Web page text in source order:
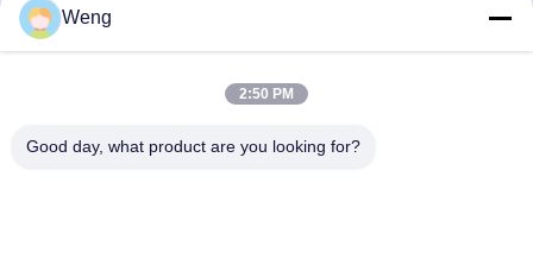
พร้อมอินเทอร์เฟซ Type2/GBT
และสถานีชาร์จ Wallbox
Weng
2:50 PM
Good day, what product are you looking for?